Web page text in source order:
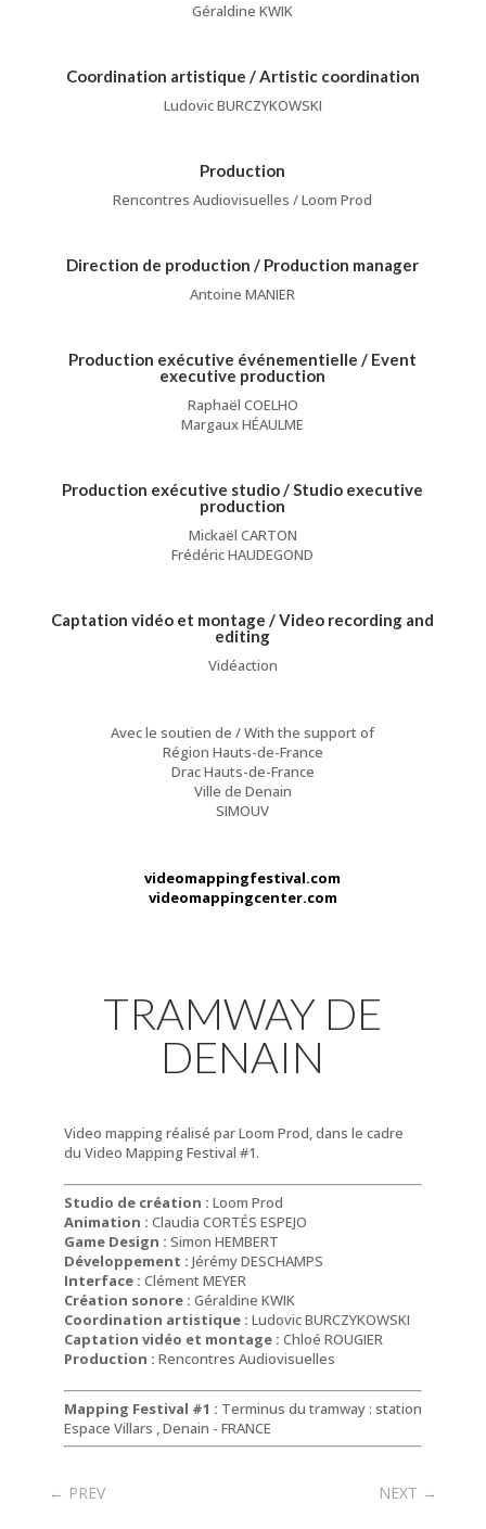
Géraldine KWIK
Coordination artistique / Artistic coordination
Ludovic BURCZYKOWSKI
Production
Rencontres Audiovisuelles / Loom Prod
Direction de production / Production manager
Antoine MANIER
Production exécutive événementielle / Event
executive production
Raphaël COELHO
Margaux HÉAULME
Production exécutive studio / Studio executive
production
Mickaël CARTON
Frédéric HAUDEGOND
Captation vidéo et montage / Video recording and
editing
Vidéaction
Avec le soutien de / With the support of
Région Hauts-de-France
Drac Hauts-de-France
Ville de Denain
SIMOUV
videomappingfestival.com
videomappingcenter.com
TRAMWAY DE
DENAIN
Video mapping réalisé par Loom Prod, dans le cadre
du Video Mapping Festival #1.
Studio de création : Loom Prod
Animation : Claudia CORTÉS ESPEJO
Game Design : Simon HEMBERT
Développement : Jérémy DESCHAMPS
Interface : Clément MEYER
Création sonore : Géraldine KWIK
Coordination artistique : Ludovic BURCZYKOWSKI
Captation vidéo et montage : Chloé ROUGIER
Production : Rencontres Audiovisuelles
Mapping Festival #1 : Terminus du tramway : station
Espace Villars , Denain - FRANCE
← PREV NEXT →